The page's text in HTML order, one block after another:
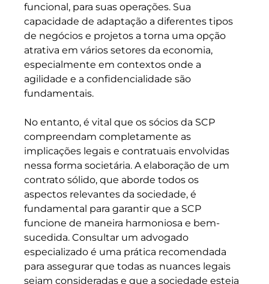
funcional, para suas operações. Sua
capacidade de adaptação a diferentes tipos
de negócios e projetos a torna uma opção
atrativa em vários setores da economia,
especialmente em contextos onde a
agilidade e a confidencialidade são
fundamentais.
No entanto, é vital que os sócios da SCP
compreendam completamente as
implicações legais e contratuais envolvidas
nessa forma societária. A elaboração de um
contrato sólido, que aborde todos os
aspectos relevantes da sociedade, é
fundamental para garantir que a SCP
funcione de maneira harmoniosa e bem-
sucedida. Consultar um advogado
especializado é uma prática recomendada
para assegurar que todas as nuances legais
sejam consideradas e que a sociedade esteja